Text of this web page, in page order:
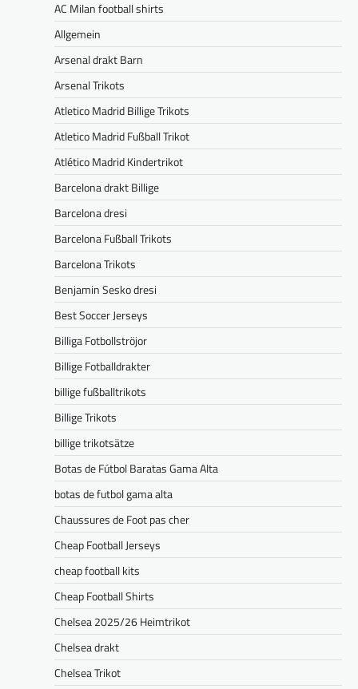
AC Milan football shirts
Allgemein
Arsenal drakt Barn
Arsenal Trikots
Atletico Madrid Billige Trikots
Atletico Madrid Fußball Trikot
Atlético Madrid Kindertrikot
Barcelona drakt Billige
Barcelona dresi
Barcelona Fußball Trikots
Barcelona Trikots
Benjamin Sesko dresi
Best Soccer Jerseys
Billiga Fotbollströjor
Billige Fotballdrakter
billige fußballtrikots
Billige Trikots
billige trikotsätze
Botas de Fútbol Baratas Gama Alta
botas de futbol gama alta
Chaussures de Foot pas cher
Cheap Football Jerseys
cheap football kits
Cheap Football Shirts
Chelsea 2025/26 Heimtrikot
Chelsea drakt
Chelsea Trikot